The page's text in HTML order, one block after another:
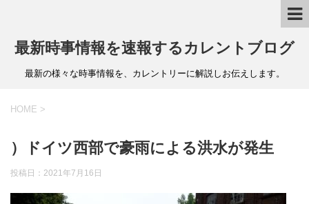
最新時事情報を速報するカレントブログ
最新の様々な時事情報を、カレントリーに解説しお伝えします。
HOME >
）ドイツ西部で豪雨による洪水が発生
投稿日： 2021年7月16日